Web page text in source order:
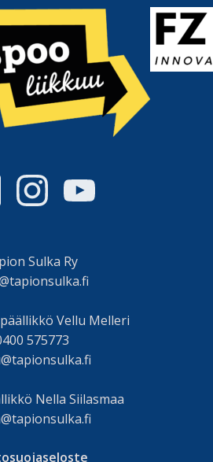
Sulka Ry
Vellu Melleri
575773
Nella Siilasmaa